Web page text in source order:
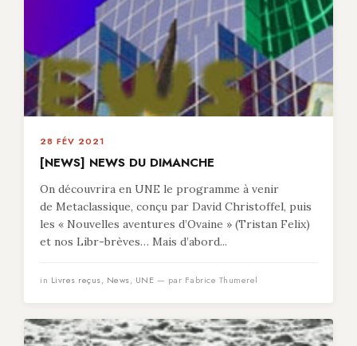
28 FÉV 2021
[NEWS] NEWS DU DIMANCHE
On découvrira en UNE le programme à venir
de Metaclassique, conçu par David Christoffel, puis
les « Nouvelles aventures d’Ovaine » (Tristan Felix)
et nos Libr-brèves… Mais d’abord...
in Livres reçus, News, UNE — par Fabrice Thumerel